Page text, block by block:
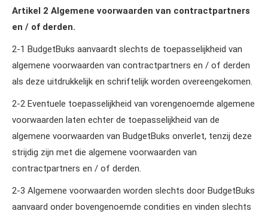
Artikel 2 Algemene voorwaarden van contractpartners
en / of derden.
2‑1 BudgetBuks aanvaardt slechts de toepasselijkheid van
algemene voorwaarden van contractpartners en / of derden
als deze uitdrukkelijk en schriftelijk worden overeengekomen.
2‑2 Eventuele toepasselijkheid van vorengenoemde algemene
voorwaarden laten echter de toepasselijkheid van de
algemene voorwaarden van BudgetBuks onverlet, tenzij deze
strijdig zijn met die algemene voorwaarden van
contractpartners en / of derden.
2‑3 Algemene voorwaarden worden slechts door BudgetBuks
aanvaard onder bovengenoemde condities en vinden slechts